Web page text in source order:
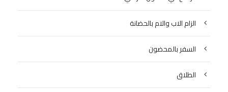
الزام الاب والام بالحضانة
السفر بالمحضون
الطلاق